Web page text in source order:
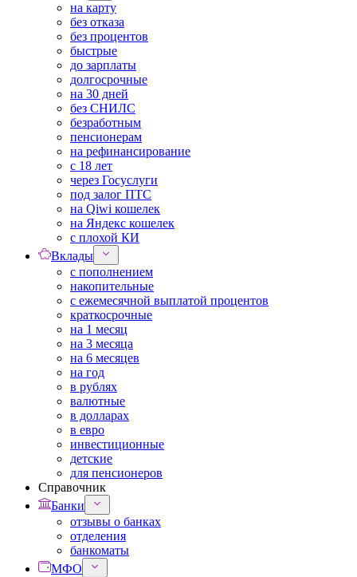
на карту
без отказа
без процентов
быстрые
до зарплаты
долгосрочные
на 30 дней
без СНИЛС
безработным
пенсионерам
на рефинансирование
с 18 лет
через Госуслуги
под залог ПТС
на Qiwi кошелек
на Яндекс кошелек
с плохой КИ
Вклады
с пополнением
накопительные
с ежемесячной выплатой процентов
краткосрочные
на 1 месяц
на 3 месяца
на 6 месяцев
на год
в рублях
валютные
в долларах
в евро
инвестиционные
детские
для пенсионеров
Справочник
Банки
отзывы о банках
отделения
банкоматы
МФО